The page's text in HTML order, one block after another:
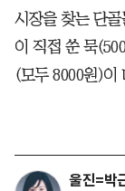
시장을 찾는 단
이 직접 쑨 묵
(모두 8000원)이
울진=박